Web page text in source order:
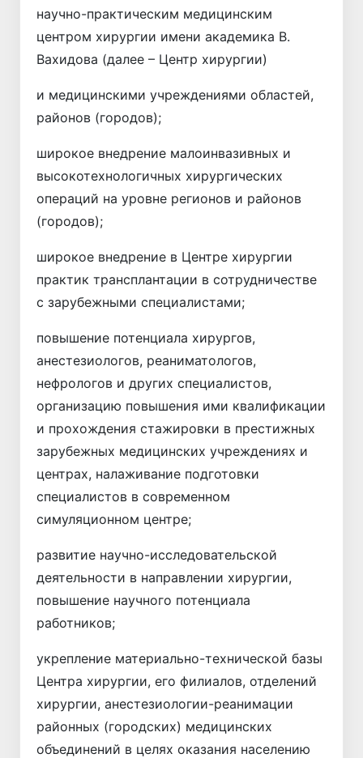
научно-практическим медицинским
центром хирургии имени академика В.
Вахидова (далее – Центр хирургии)
и медицинскими учреждениями областей,
районов (городов);
широкое внедрение малоинвазивных и
высокотехнологичных хирургических
операций на уровне регионов и районов
(городов);
широкое внедрение в Центре хирургии
практик трансплантации в сотрудничестве
с зарубежными специалистами;
повышение потенциала хирургов,
анестезиологов, реаниматологов,
нефрологов и других специалистов,
организацию повышения ими квалификации
и прохождения стажировки в престижных
зарубежных медицинских учреждениях и
центрах, налаживание подготовки
специалистов в современном
симуляционном центре;
развитие научно-исследовательской
деятельности в направлении хирургии,
повышение научного потенциала
работников;
укрепление материально-технической базы
Центра хирургии, его филиалов, отделений
хирургии, анестезиологии-реанимации
районных (городских) медицинских
объединений в целях оказания населению